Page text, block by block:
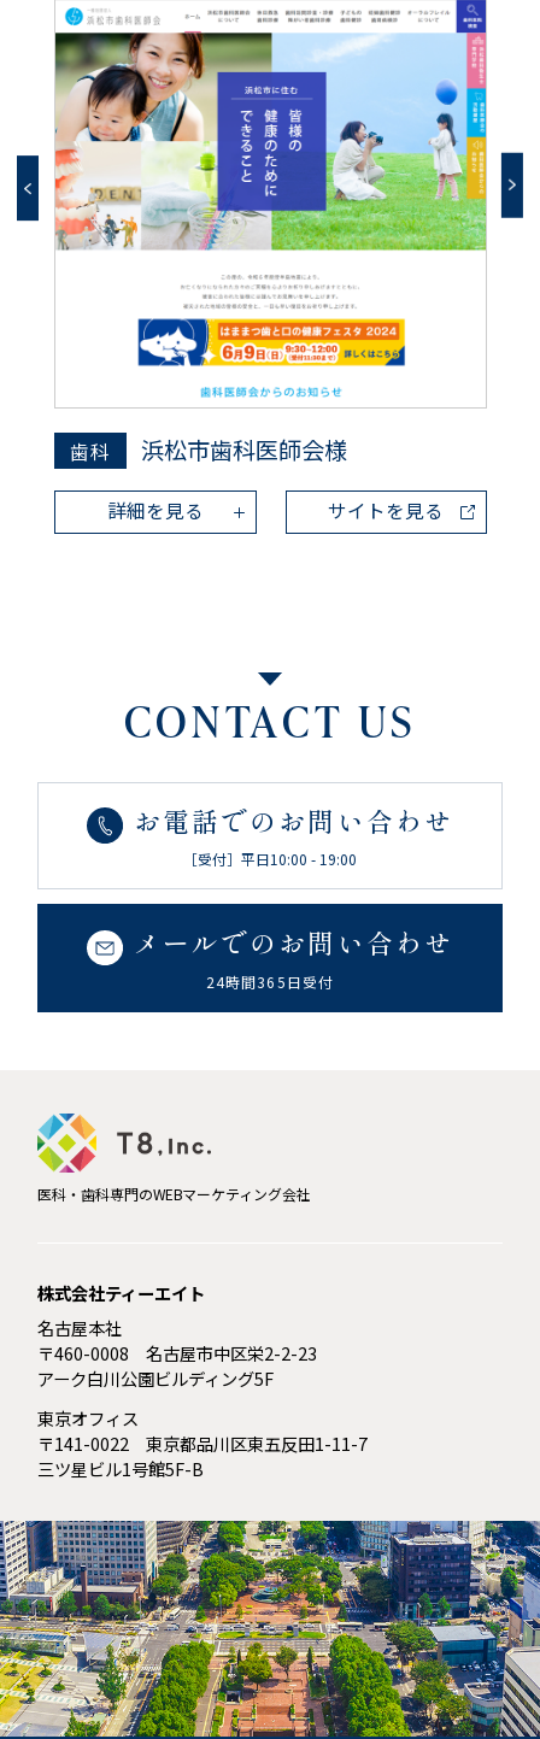
歯科 浜松市歯科医師会様
詳細を見る サイトを見る
CONTACT US
お電話でのお問い合わせ
［受付］平日10:00 - 19:00
メールでのお問い合わせ
24時間365日受付
医科・歯科専門のWEBマーケティング会社
株式会社ティーエイト
名古屋本社
〒460-0008 名古屋市中区栄2-2-23
アーク白川公園ビルディング5F
東京オフィス
〒141-0022 東京都品川区東五反田1-11-7
三ツ星ビル1号館5F-B